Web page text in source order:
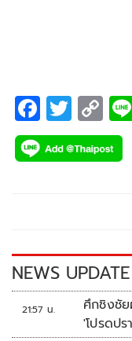
ในการจัดการแข่งขันเ
F
ac
e
k
T
wi
tt
C
o
p
k
NEWS UPDATE
21:57 น.
ศึกชิงชั
'โปรดป